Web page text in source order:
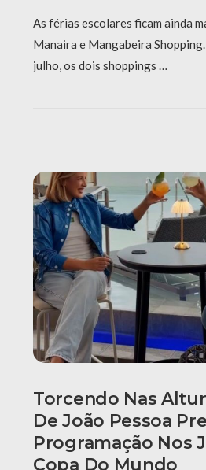
As férias escolares ficam ainda
Manaira e Mangabeira
julho, os dois shoppings …
Torcendo Nas
De João Pessoa
Programação Nos
Copa Do Mundo